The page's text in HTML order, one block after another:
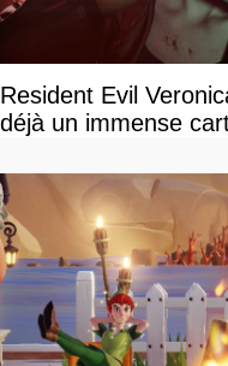
Resident Evil
déjà un immense